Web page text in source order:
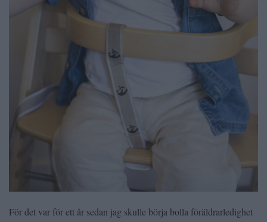
För det var för ett år sedan jag skulle börja bolla föräldrarledighet